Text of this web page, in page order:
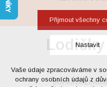
DOPRAVA
Přijmout všechny
Nastavit
Technická cookies
Vaše údaje zpracováváme v
ochrany osobních údajů z